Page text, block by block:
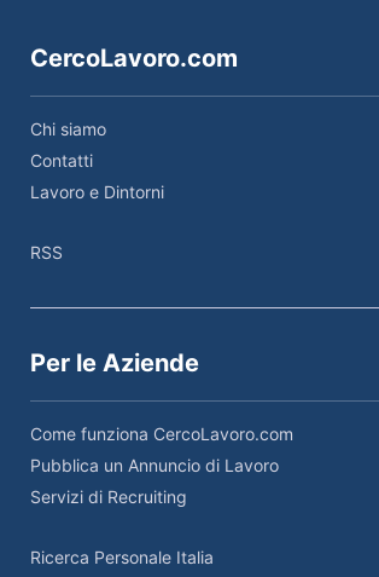
CercoLavoro.com
Chi siamo
Contatti
Lavoro e Dintorni
RSS
Per le Aziende
Come funziona CercoLavoro.com
Pubblica un Annuncio di Lavoro
Servizi di Recruiting
Ricerca Personale Italia